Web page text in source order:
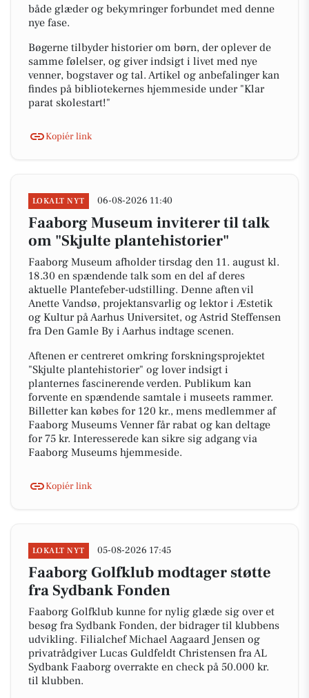
både glæder og bekymringer forbundet med denne
nye fase.
Bøgerne tilbyder historier om børn, der oplever de
samme følelser, og giver indsigt i livet med nye
venner, bogstaver og tal. Artikel og anbefalinger kan
findes på bibliotekernes hjemmeside under "Klar
parat skolestart!"
Kopiér link
LOKALT NYT 06-08-2026 11:40
Faaborg Museum inviterer til talk
om "Skjulte plantehistorier"
Faaborg Museum afholder tirsdag den 11. august kl.
18.30 en spændende talk som en del af deres
aktuelle Plantefeber-udstilling. Denne aften vil
Anette Vandsø, projektansvarlig og lektor i Æstetik
og Kultur på Aarhus Universitet, og Astrid Steffensen
fra Den Gamle By i Aarhus indtage scenen.
Aftenen er centreret omkring forskningsprojektet
"Skjulte plantehistorier" og lover indsigt i
planternes fascinerende verden. Publikum kan
forvente en spændende samtale i museets rammer.
Billetter kan købes for 120 kr., mens medlemmer af
Faaborg Museums Venner får rabat og kan deltage
for 75 kr. Interesserede kan sikre sig adgang via
Faaborg Museums hjemmeside.
Kopiér link
LOKALT NYT 05-08-2026 17:45
Faaborg Golfklub modtager støtte
fra Sydbank Fonden
Faaborg Golfklub kunne for nylig glæde sig over et
besøg fra Sydbank Fonden, der bidrager til klubbens
udvikling. Filialchef Michael Aagaard Jensen og
privatrådgiver Lucas Guldfeldt Christensen fra AL
Sydbank Faaborg overrakte en check på 50.000 kr.
til klubben.